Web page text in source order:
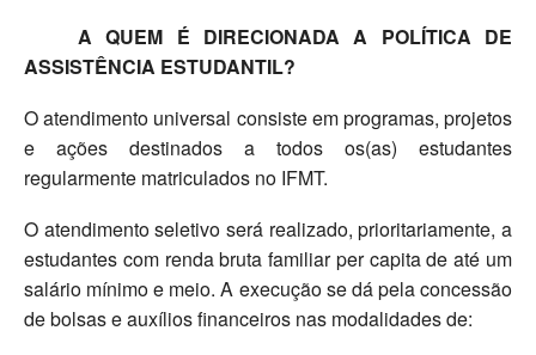
A QUEM É DIRECIONADA A POLÍTICA DE
ASSISTÊNCIA ESTUDANTIL?
O atendimento universal consiste em programas, projetos
e ações destinados a todos os(as) estudantes
regularmente matriculados no IFMT.
O atendimento seletivo será realizado, prioritariamente, a
estudantes com renda bruta familiar per capita de até um
salário mínimo e meio. A execução se dá pela concessão
de bolsas e auxílios financeiros nas modalidades de: